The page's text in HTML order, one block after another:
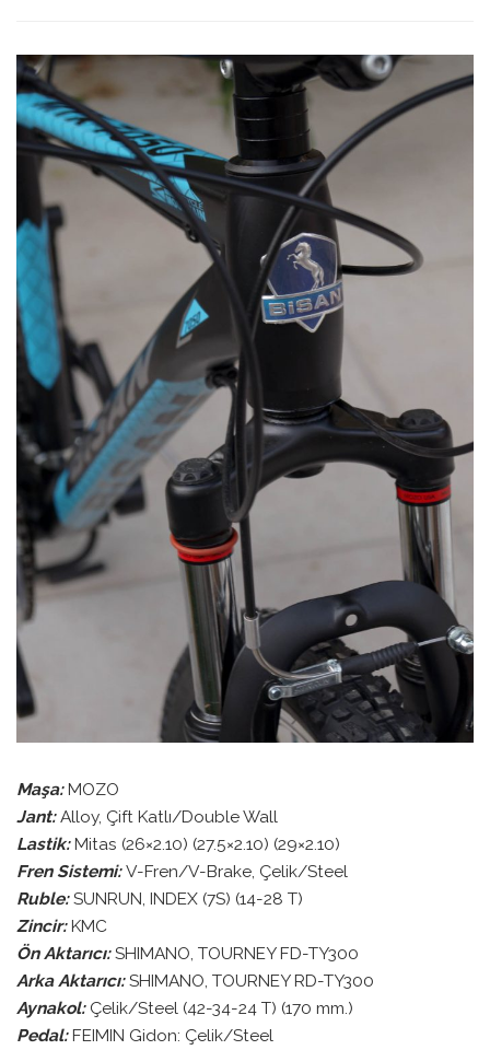
Maşa:MOZO
Jant:Alloy, Çift Katlı/Double Wall
Lastik:Mitas (26×2.10) (27.5×2.10) (29×2.10)
Fren Sistemi:V-Fren/V-Brake, Çelik/Steel
Ruble:SUNRUN, INDEX (7S) (14-28 T)
Zincir:KMC
Ön Aktarıcı: SHIMANO, TOURNEY FD-TY300
Arka Aktarıcı: SHIMANO, TOURNEY RD-TY300
Aynakol: Çelik/Steel (42-34-24 T) (170 mm.)
Pedal:FEIMIN Gidon: Çelik/Steel